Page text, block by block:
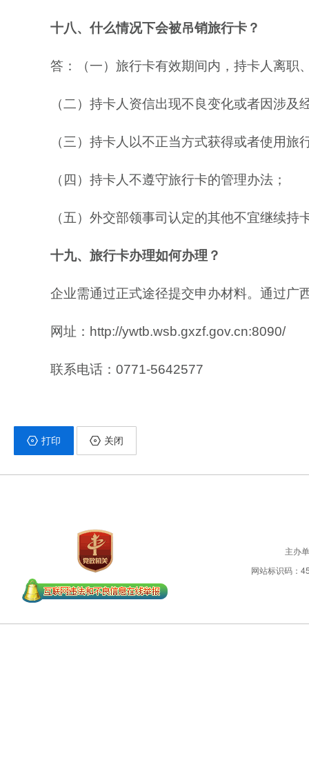
十八、什么情况下会被吊销旅行卡？
答：（一）旅行卡有效期间内，持卡人离职
（二）持卡人资信出现不良变化或者因涉
（三）持卡人以不正当方式获得或者使用旅
（四）持卡人不遵守旅行卡的管理办法；
（五）外交部领事司认定的其他不宜继续持
十九、旅行卡办理如何办理？
企业需通过正式途径提交申办材料。通过广
网址：http://ywtb.wsb.gxzf.gov.cn:8090/
联系电话：0771-5642577
打印 关闭
主办
网站标识码：